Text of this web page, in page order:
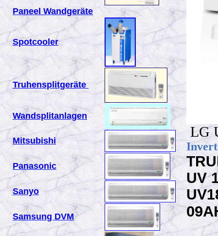
Paneel Wandgeräte
Spotcooler
Truhensplitgeräte
Wandsplitanlagen
Mitsubishi
Panasonic
Sanyo
Samsung DVM
LG
UV